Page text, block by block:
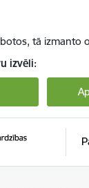
tā izmanto
izvēli: